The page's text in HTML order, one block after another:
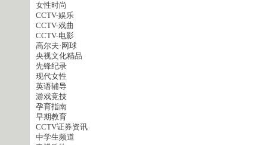
女性时尚
CCTV-娱乐
CCTV-戏曲
CCTV-电影
高尔夫·网球
央视文化精品
先锋纪录
现代女性
英语辅导
游戏竞技
孕育指南
早期教育
CCTV证券资讯
中学生频道